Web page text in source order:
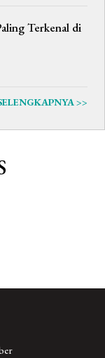
Terkenal di
>>